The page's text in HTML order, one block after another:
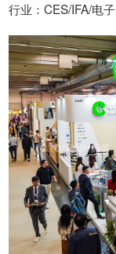
行业：CES/IFA/电子